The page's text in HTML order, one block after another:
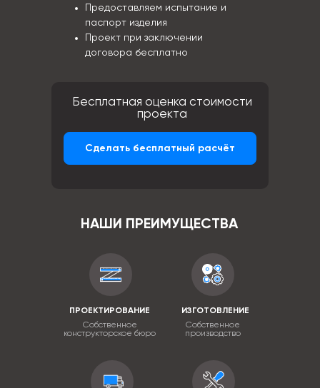
Предоставляем испытание и
паспорт изделия
Проект при заключении
договора бесплатно
НАШИ ПРЕИМУЩЕСТВА
ПРОЕКТИРОВАНИЕ
Собственное
конструкторское бюро
ИЗГОТОВЛЕНИЕ
Собственное
производство
Бесплатная оценка стоимости
проекта
Сделать бесплатный расчёт